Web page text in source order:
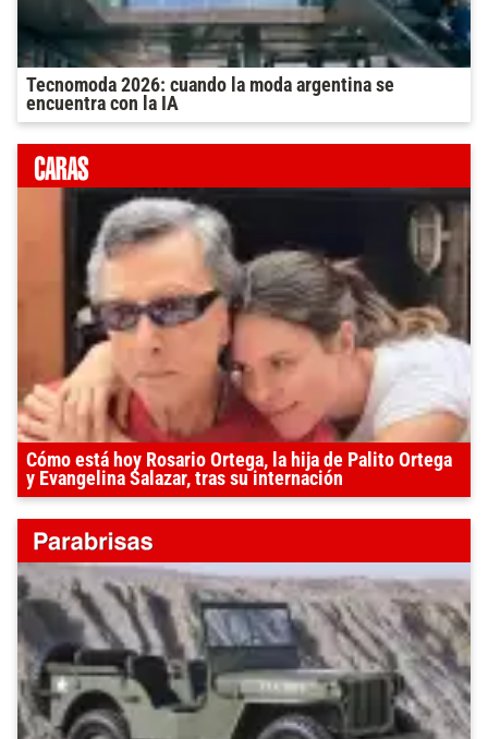
Tecnomoda 2026: cuando la moda argentina se
encuentra con la IA
Cómo está hoy Rosario Ortega, la hija de Palito Ortega
y Evangelina Salazar, tras su internación